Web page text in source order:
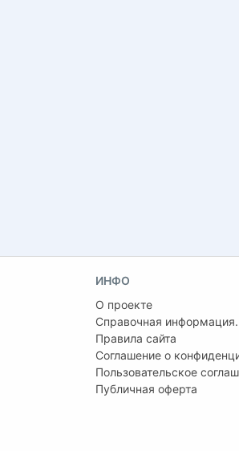
ИНФО
О проекте
Справочная
Правила сайта
Соглашение о
Пользовательское
Публичная оферта